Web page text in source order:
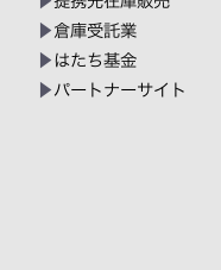
倉庫受託業
はたち基金
パートナーサイト